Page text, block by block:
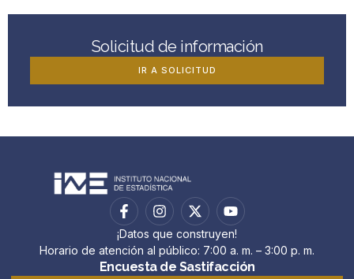
Solicitud de información
IR A SOLICITUD
¡Datos que construyen!
Horario de atención al público: 7:00 a. m. – 3:00 p. m.
Encuesta de Sastifacción